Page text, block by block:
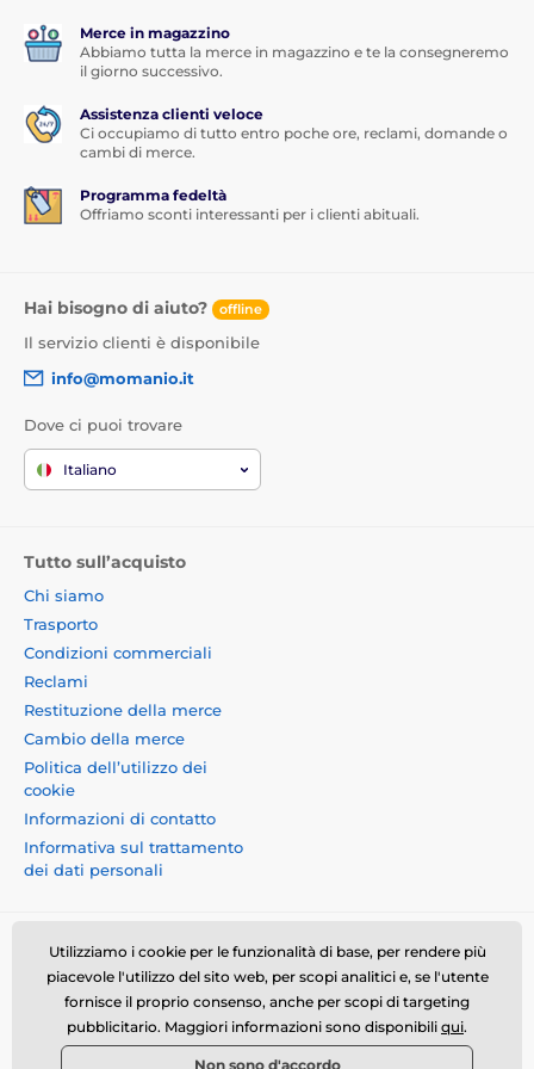
Merce in magazzino
Abbiamo tutta la merce in magazzino e te la consegneremo
il giorno successivo.
Assistenza clienti veloce
Ci occupiamo di tutto entro poche ore, reclami, domande o
cambi di merce.
Programma fedeltà
Offriamo sconti interessanti per i clienti abituali.
Hai bisogno di aiuto? offline
Il servizio clienti è disponibile
info@momanio.it
Dove ci puoi trovare
Italiano
Tutto sull’acquisto
Chi siamo
Trasporto
Condizioni commerciali
Reclami
Restituzione della merce
Cambio della merce
Politica dell’utilizzo dei
cookie
Informazioni di contatto
Informativa sul trattamento
dei dati personali
Momanio s.r.o., Okružní 361/14, 74718, Píšť, Czech
republic, VAT: CZ09604707, info@momanio.it
Utilizziamo i cookie per le funzionalità di base, per rendere più
piacevole l'utilizzo del sito web, per scopi analitici e, se l'utente
fornisce il proprio consenso, anche per scopi di targeting
pubblicitario. Maggiori informazioni sono disponibili qui.
Non sono d'accordo